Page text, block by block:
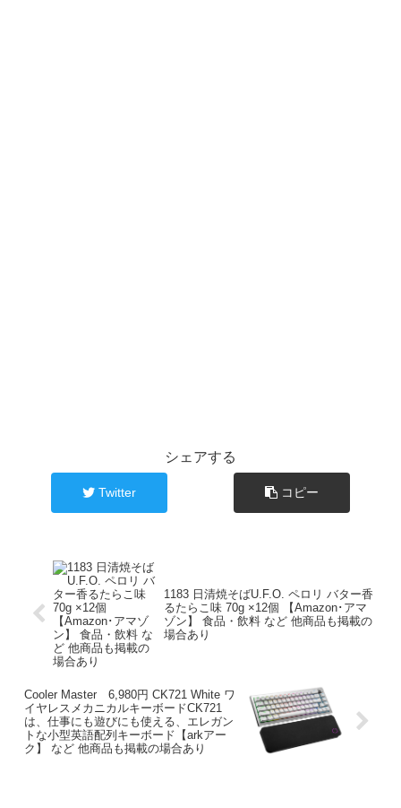
シェアする
Twitter コピー
1183 日清焼そばU.F.O. ペロリ バター香
るたらこ味 70g ×12個 【Amazon･アマ
ゾン】 食品・飲料 など 他商品も掲載の
場合あり
Cooler Master 6,980円 CK721 White ワ
イヤレスメカニカルキーボードCK721
は、仕事にも遊びにも使える、エレガン
トな小型英語配列キーボード【arkアー
ク】 など 他商品も掲載の場合あり